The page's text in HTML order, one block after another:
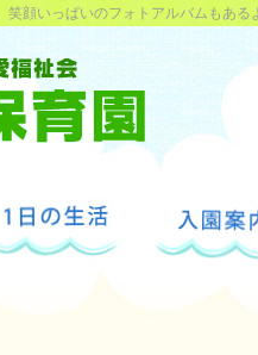
顔いっぱいのフォトアルバムもある